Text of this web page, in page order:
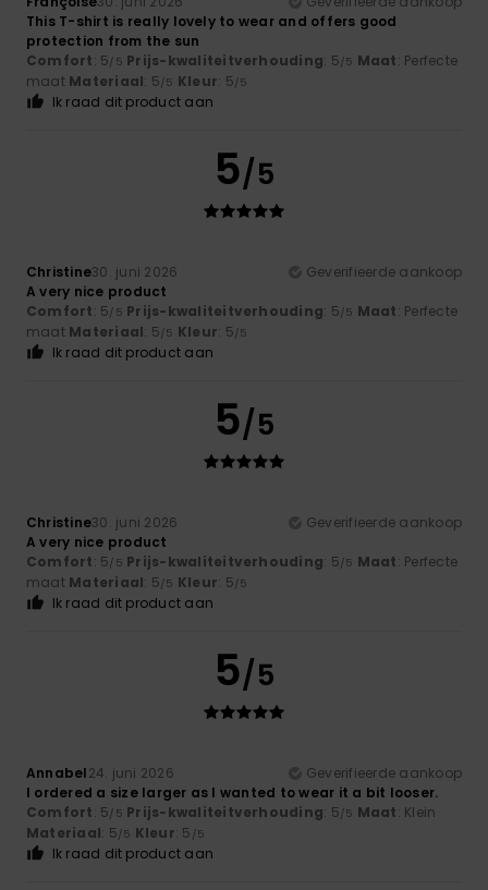
This T-shirt is really lovely to wear and offers good
protection from the sun
Comfort: 5/5 Prijs-kwaliteitverhouding: 5/5 Maat: Perfecte
maat Materiaal: 5/5 Kleur: 5/5
Ik raad dit product aan
5/5
Christine30. juni 2026
Geverifieerde aankoop
A very nice product
Comfort: 5/5 Prijs-kwaliteitverhouding: 5/5 Maat: Perfecte
maat Materiaal: 5/5 Kleur: 5/5
Ik raad dit product aan
5/5
Christine30. juni 2026
Geverifieerde aankoop
A very nice product
Comfort: 5/5 Prijs-kwaliteitverhouding: 5/5 Maat: Perfecte
maat Materiaal: 5/5 Kleur: 5/5
Ik raad dit product aan
5/5
Annabel24. juni 2026
Geverifieerde aankoop
I ordered a size larger as I wanted to wear it a bit looser.
Comfort: 5/5 Prijs-kwaliteitverhouding: 5/5 Maat: Klein
Materiaal: 5/5 Kleur: 5 /5
Ik raad dit product aan